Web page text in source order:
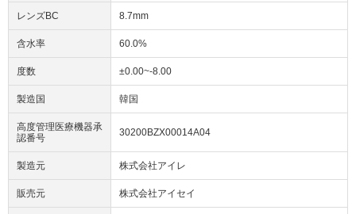
レンズBC 8.7mm
含水率 60.0%
度数 ±0.00~-8.00
製造国 韓国
高度管理医療機器承
認番号
30200BZX00014A04
製造元 株式会社アイレ
販売元 株式会社アイセイ